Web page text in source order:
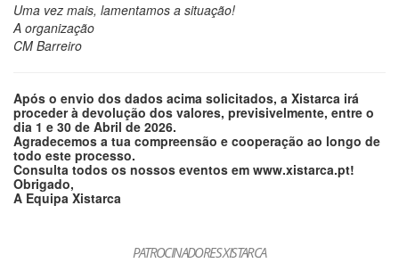
Uma vez mais, lamentamos a situação!
A organização
CM Barreiro
Após o envio dos dados acima solicitados, a Xistarca irá
proceder à devolução dos valores, previsivelmente, entre o
dia 1 e 30 de Abril de 2026.
Agradecemos a tua compreensão e cooperação ao longo de
todo este processo.
Consulta todos os nossos eventos em www.xistarca.pt!
Obrigado,
A Equipa Xistarca
PATROCINADORES XISTARCA